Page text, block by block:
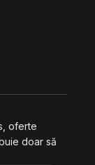
oferte
doar să